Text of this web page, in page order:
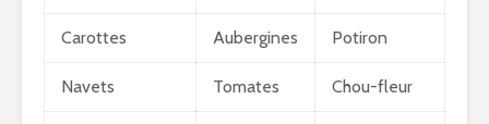
Carottes Aubergines Potiron
Navets Tomates Chou-fleur